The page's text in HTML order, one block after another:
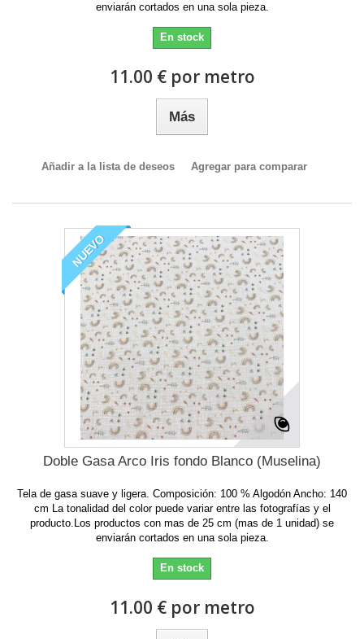
enviarán cortados en una sola pieza.
En stock
11.00 € por metro
Más
Añadir a la lista de deseos Agregar para comparar
NUEVO
Doble Gasa Arco Iris fondo Blanco (Muselina)
Tela de gasa suave y ligera. Composición: 100 % Algodón Ancho: 140
cm La tonalidad del color puede variar entre las fotografías y el
producto.Los productos con mas de 25 cm (mas de 1 unidad) se
enviarán cortados en una sola pieza.
En stock
11.00 € por metro